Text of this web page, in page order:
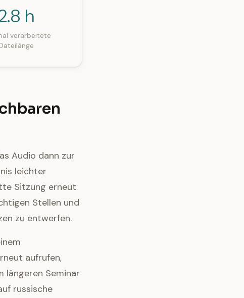
h
verarbeitete
Audio dann zur
leichter
Sitzung erneut
Stellen und
zu entwerfen.
aufrufen,
längeren Seminar
russische